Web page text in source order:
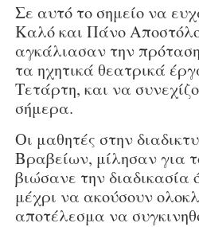
Σε αυτό το σημείο να
Καλό και Πάνο
αγκάλιασαν την
τα ηχητικά θεατρικά
Τετάρτη, και να
σήμερα.
Οι μαθητές στην
Βραβείων, μίλησαν για
βιώσανε την διαδικασία
μέχρι να ακούσουν
αποτέλεσμα να